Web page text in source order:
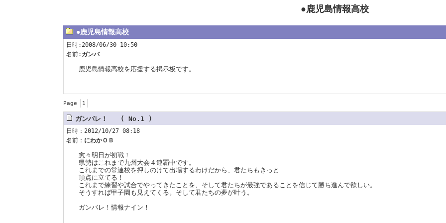
●鹿児島情報高校
●鹿児島情報高校
日時:2008/06/30 10:50
名前: ガンバ
鹿児島情報高校を応援する掲示板です。
Page 1
ガンバレ！ ( No.1 )
日時：2012/10/27 08:18
名前： にわかＯＢ
愈々明日が初戦！
県勢はこれまで九州大会４連覇中です。
これまでの常連校を押しのけて出場するわけだから、君たちもきっと
頂点に立てる！
これまで練習や試合でやってきたことを、そして君たちが最強であることを信じて勝ち進んで欲しい。
そうすれば甲子園も見えてくる。そして君たちの夢が叶う。
ガンバレ！情報ナイン！